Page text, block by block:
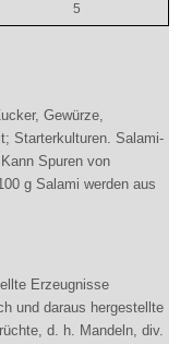
5
Gewürze,
Starterkulturen. Salami-
Spuren von
g Salami werden aus
Erzeugnisse
und daraus hergestellte
d. h. Mandeln, div.